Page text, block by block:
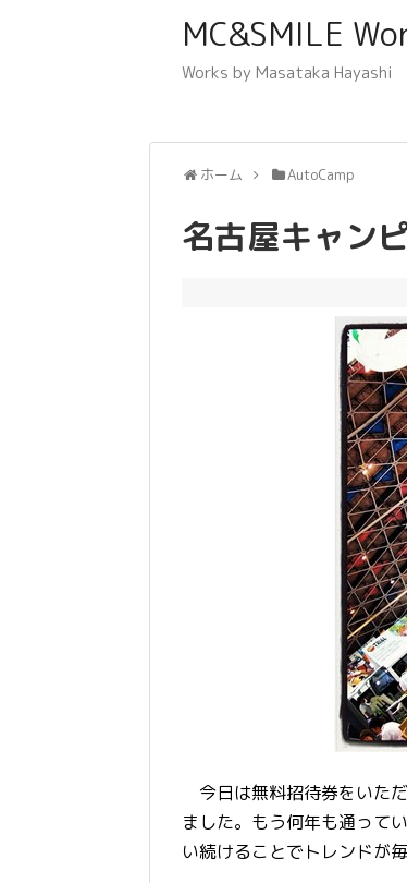
MC&SMILE
Works by Masataka Hayashi
ホーム AutoCamp
名古屋キャン
今日は無料招待券をいた
ました。もう何年も通って
い続けることでトレンドが